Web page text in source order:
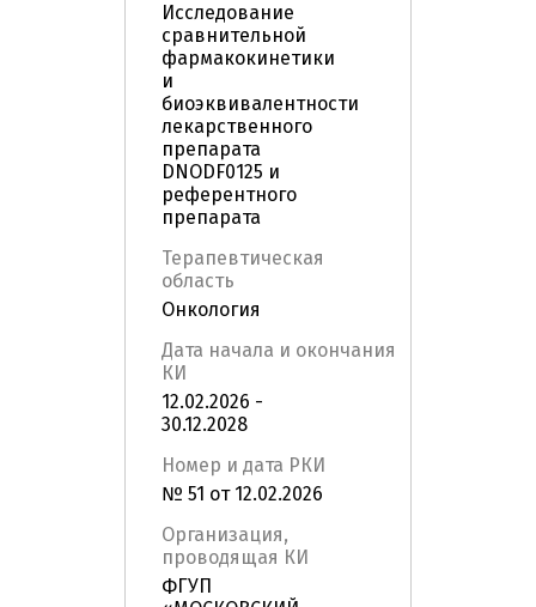
Исследование
сравнительной
фармакокинетики
и
биоэквивалентности
лекарственного
препарата
DNODF0125 и
референтного
препарата
Терапевтическая
область
Онкология
Дата начала и окончания
КИ
12.02.2026 -
30.12.2028
Номер и дата РКИ
№ 51 от 12.02.2026
Организация,
проводящая КИ
ФГУП